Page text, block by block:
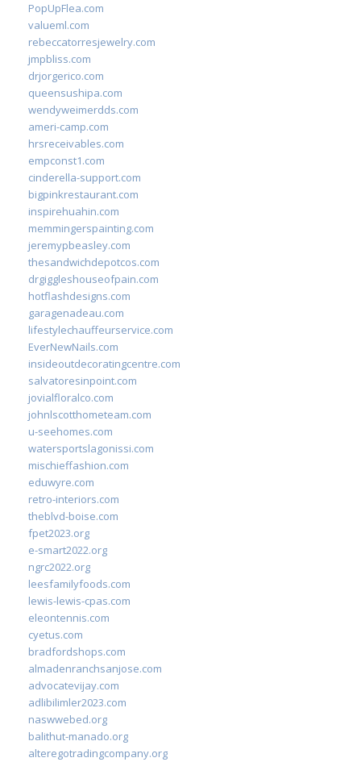
PopUpFlea.com
valueml.com
rebeccatorresjewelry.com
jmpbliss.com
drjorgerico.com
queensushipa.com
wendyweimerdds.com
ameri-camp.com
hrsreceivables.com
empconst1.com
cinderella-support.com
bigpinkrestaurant.com
inspirehuahin.com
memmingerspainting.com
jeremypbeasley.com
thesandwichdepotcos.com
drgiggleshouseofpain.com
hotflashdesigns.com
garagenadeau.com
lifestylechauffeurservice.com
EverNewNails.com
insideoutdecoratingcentre.com
salvatoresinpoint.com
jovialfloralco.com
johnlscotthometeam.com
u-seehomes.com
watersportslagonissi.com
mischieffashion.com
eduwyre.com
retro-interiors.com
theblvd-boise.com
fpet2023.org
e-smart2022.org
ngrc2022.org
leesfamilyfoods.com
lewis-lewis-cpas.com
eleontennis.com
cyetus.com
bradfordshops.com
almadenranchsanjose.com
advocatevijay.com
adlibilimler2023.com
naswwebed.org
balithut-manado.org
alteregotradingcompany.org